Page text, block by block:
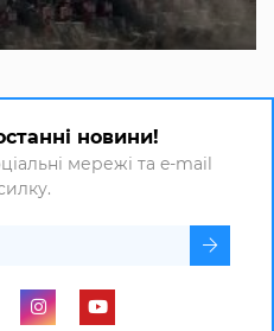
новини!
мережі та e-mail